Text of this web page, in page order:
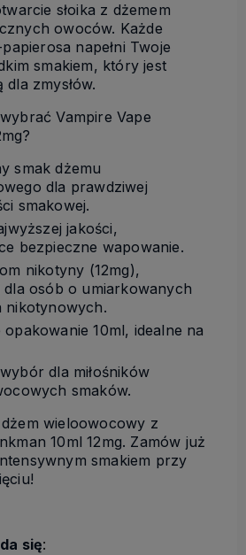
słoika z dżemem
owoców. Każde
napełni Twoje
smakiem, który jest
zmysłów.
Vampire Vape
smak dżemu
dla prawdziwej
smakowej.
jakości,
bezpieczne wapowanie.
nikotyny (12mg),
dla osób o umiarkowanych
nikotynowych.
10ml, idealne na
dla miłośników
smaków.
wieloowocowy z
10ml 12mg. Zamów już
smakiem przy
się: